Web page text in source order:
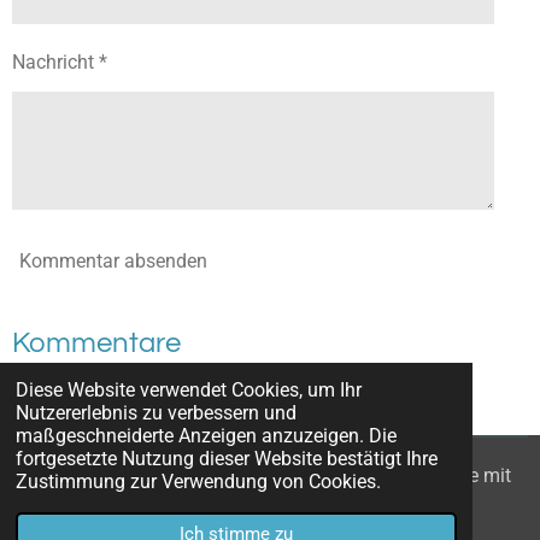
Diese Website verwendet Cookies, um Ihr
Nutzererlebnis zu verbessern und
maßgeschneiderte Anzeigen anzuzeigen. Die
fortgesetzte Nutzung dieser Website bestätigt Ihre
Zustimmung zur Verwendung von Cookies.
Ich stimme zu
Nachricht *
Kommentar absenden
Kommentare
Es gibt noch keine Kommentare.
© 2022 - 2026 Wanderzwerge_Bodensee: Ausflugsziele mit
Webador